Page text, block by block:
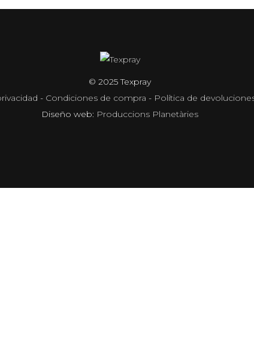
© 2025 Texpray
- Condiciones de compra - Política de
Diseño web: Produccions Planetàries